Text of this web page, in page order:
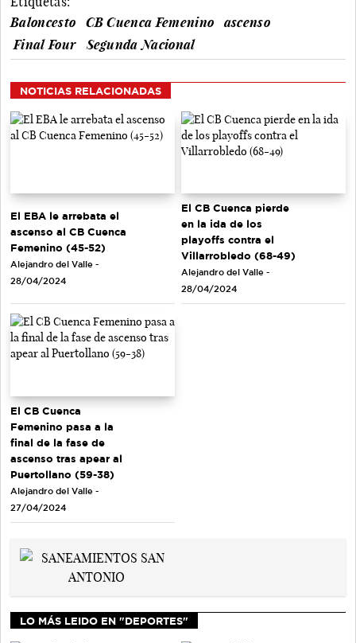
Baloncesto
CB Cuenca Femenino
ascenso
Final Four
Segunda Nacional
NOTICIAS RELACIONADAS
El EBA le arrebata el
ascenso al CB Cuenca
Femenino (45-52)
Alejandro del Valle -
28/04/2024
El CB Cuenca pierde
en la ida de los
playoffs contra el
Villarrobledo (68-49)
Alejandro del Valle -
28/04/2024
El CB Cuenca
Femenino pasa a la
final de la fase de
ascenso tras apear al
Puertollano (59-38)
Alejandro del Valle -
27/04/2024
LO MÁS LEIDO EN "DEPORTES"